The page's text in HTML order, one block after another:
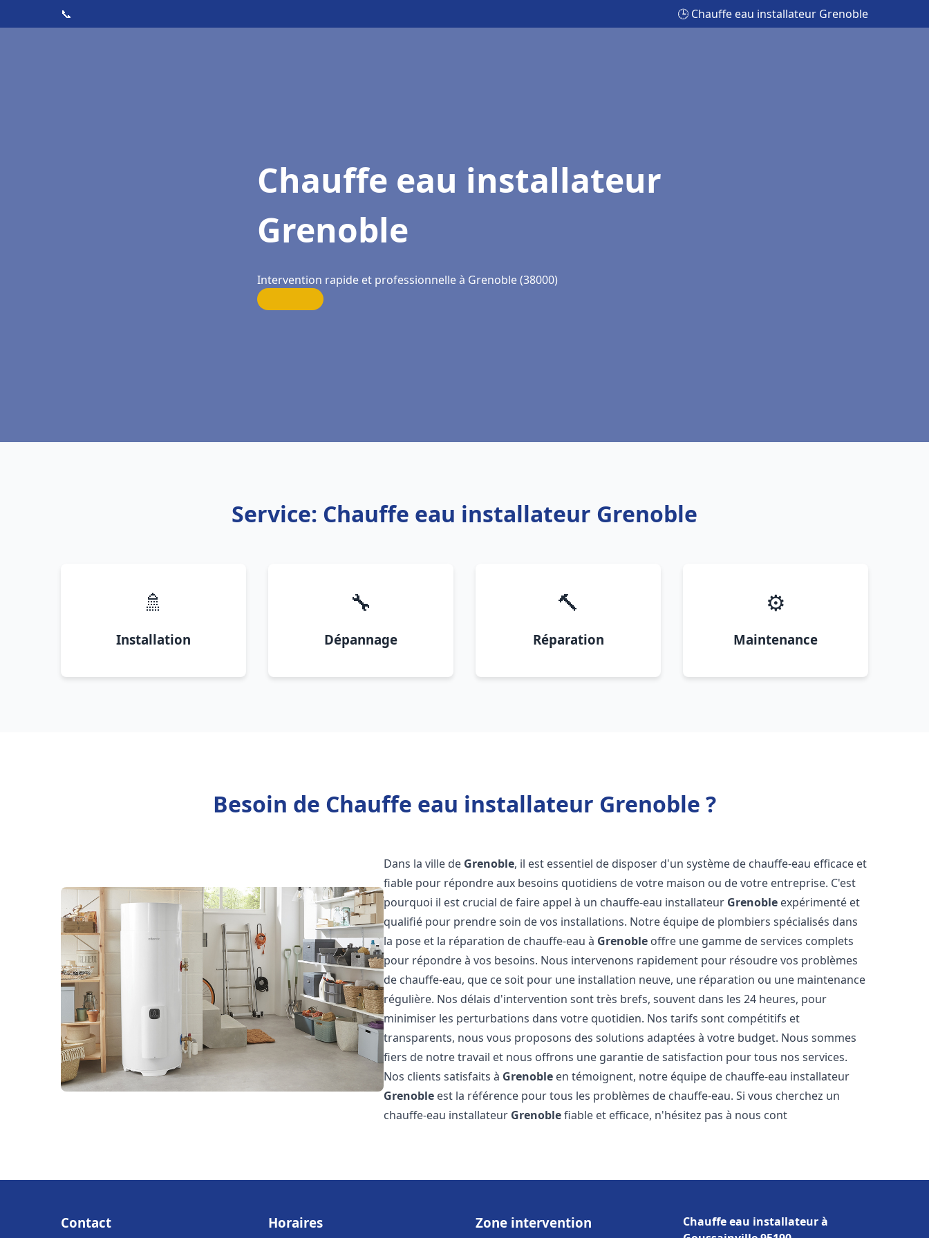
📞 🕒 Chauffe eau installateur Grenoble
Chauffe eau installateur
Grenoble
Intervention rapide et professionnelle à Grenoble (38000)
Service: Chauffe eau installateur Grenoble
🚿
Installation
🔧
Dépannage
🔨
Réparation
⚙️
Maintenance
Besoin de Chauffe eau installateur Grenoble ?
Dans la ville de Grenoble, il est essentiel de disposer d'un système de chauffe-eau efficace et
fiable pour répondre aux besoins quotidiens de votre maison ou de votre entreprise. C'est
pourquoi il est crucial de faire appel à un chauffe-eau installateur Grenoble expérimenté et
qualifié pour prendre soin de vos installations. Notre équipe de plombiers spécialisés dans
la pose et la réparation de chauffe-eau à Grenoble offre une gamme de services complets
pour répondre à vos besoins. Nous intervenons rapidement pour résoudre vos problèmes
de chauffe-eau, que ce soit pour une installation neuve, une réparation ou une maintenance
régulière. Nos délais d'intervention sont très brefs, souvent dans les 24 heures, pour
minimiser les perturbations dans votre quotidien. Nos tarifs sont compétitifs et
transparents, nous vous proposons des solutions adaptées à votre budget. Nous sommes
fiers de notre travail et nous offrons une garantie de satisfaction pour tous nos services.
Nos clients satisfaits à Grenoble en témoignent, notre équipe de chauffe-eau installateur
Grenoble est la référence pour tous les problèmes de chauffe-eau. Si vous cherchez un
chauffe-eau installateur Grenoblefiable et efficace, n'hésitez pas à nous cont
Contact Horaires Zone intervention
Chauffe eau installateur à